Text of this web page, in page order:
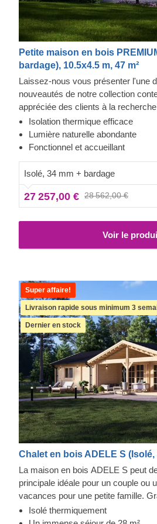
Petite maison en bois
bardage), 10.5x4.5 m, 47 m²
Laissez-nous vous présenter l'une
nouveautés de notre collection
appréciée des clients à la
moderne et fonctionnelle pour leur
Découvrez une charmante et
41,5 m², offrant des possibilités
secondaire confortable.Veuillez
de ce modèle spécifique peut
standard. Des accessoires
modèle ; n'hésitez pas à nous
d'informations.
Isolation thermique efficace
Lumière naturelle abondante
Fonctionnel et accueillant
Isolé, 34 mm + bardage
27 257,00 € 28 562,00 €
Voir le
Super affaire!
Livraison rapide sous minimum 3
Dernier en stock
Chalet en bois ADELE S (Isolé,
La maison en bois ADELE S peut
principale idéale pour un couple ou
vacances pour une petite famille.
particulièrement fonctionnel, avec
côté et un vaste séjour avec cuisine
Isolé thermiquement